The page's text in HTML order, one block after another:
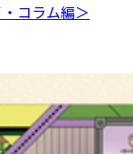
コラム編＞